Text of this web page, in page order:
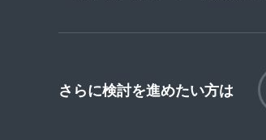
さらに検討を進めたい方は